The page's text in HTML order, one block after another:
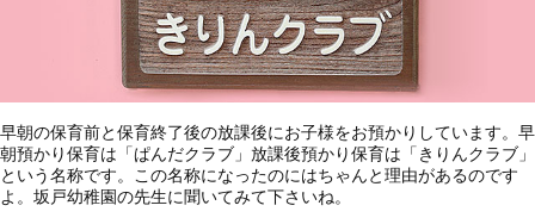
早朝の保育前と保育終了後の放課後にお子様をお預かりしています。早
朝預かり保育は「ぱんだクラブ」放課後預かり保育は「きりんクラブ」
という名称です。この名称になったのにはちゃんと理由があるのです
よ。坂戸幼稚園の先生に聞いてみて下さいね。